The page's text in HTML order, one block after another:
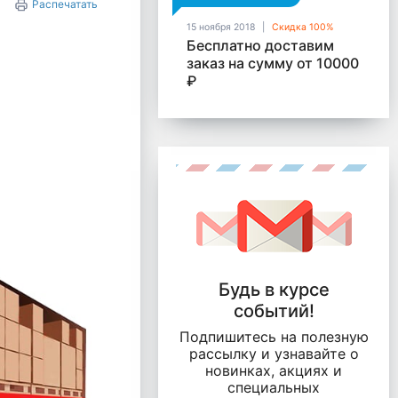
Распечатать
15 ноября 2018 Скидка 100%
Бесплатно доставим
заказ на сумму от 10000
₽
Будь в курсе
событий!
Подпишитесь на полезную
рассылку и узнавайте о
новинках, акциях и
специальных